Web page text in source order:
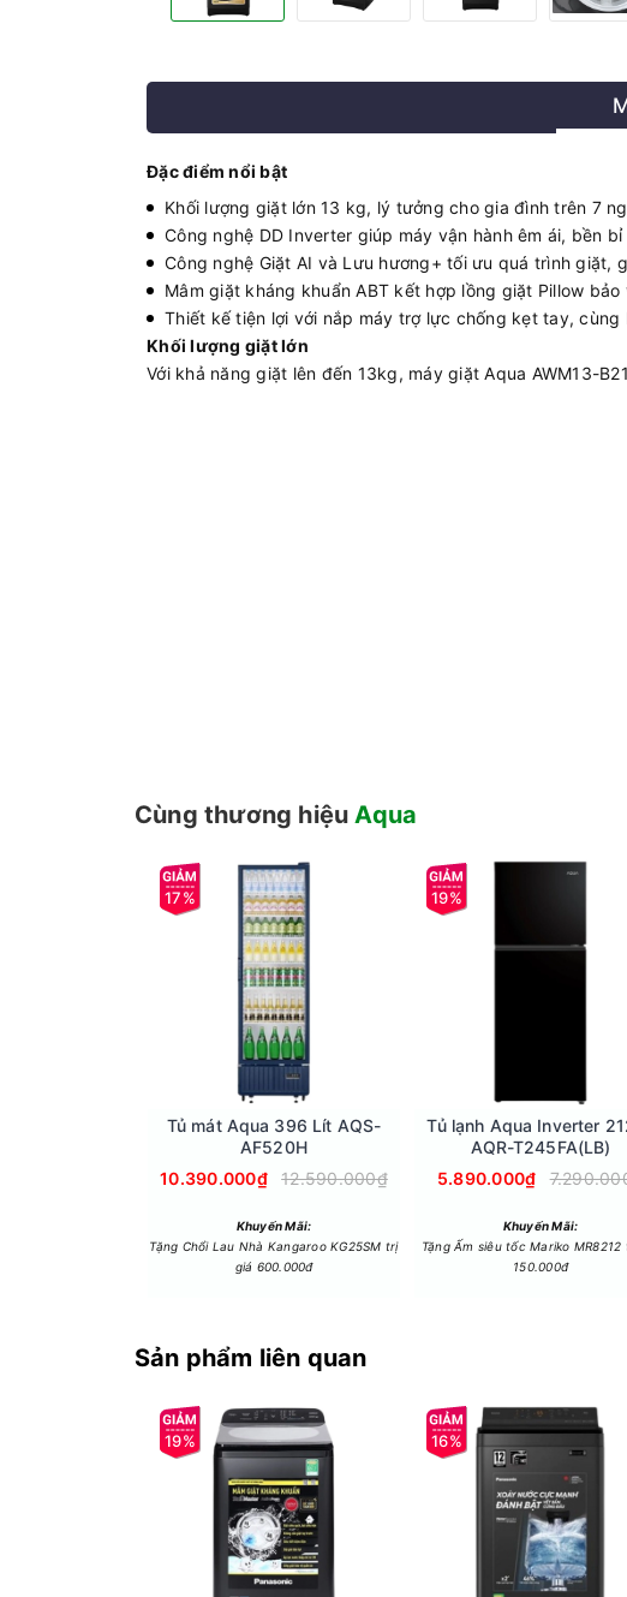
Đặc điểm nổi bật
Khối lượng giặt lớn 13 kg, lý tưởng cho gia đình trên 7
Công nghệ DD Inverter giúp máy vận hành êm ái, bền
Công nghệ Giặt AI và Lưu hương+ tối ưu quá trình giặt,
Mâm giặt kháng khuẩn ABT kết hợp lồng giặt Pillow
Thiết kế tiện lợi với nắp máy trợ lực chống kẹt tay,
Khối lượng giặt lớn
Với khả năng giặt lên đến 13kg, máy giặt Aqua AWM13-
Công nghệ DD Inverter
Công nghệ này sẽ giúp máy vận hành êm ái, bền bỉ và
Công nghệ giặt AI và Lưu hương+
Công nghệ giặt AI tự động nhận diện và tối ưu chương
sau mỗi lần giặt.
Mâm giặt kháng khuẩn ABT và lồng giặt Pillow
Mâm giặt ABT kháng khuẩn giúp loại bỏ vi khuẩn gây
Cùng thương hiệuAqua
17%
Tủ mát Aqua 396 Lít AQS-
AF520H
10.390.000₫
12.590.000₫
Khuyến Mãi:
Tặng Chổi Lau Nhà Kangaroo KG25SM trị
giá 600.000đ
19%
Tủ lạnh Aqua Inverter
AQR-T245FA(LB)
5.890.000₫
Khuyến Mãi:
Tặng Ấm siêu tốc Mariko MR8212
150.000đ
Sản phẩm liên quan
19% 16%